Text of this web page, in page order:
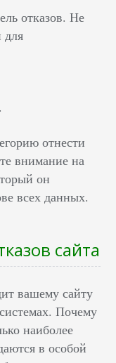
отказов. Не
отнести
внимание на
он
всех данных.
сайта
вашему сайту
Почему
наиболее
в особой